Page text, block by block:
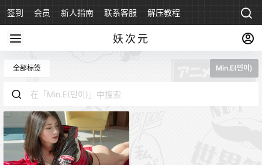
签到 会员 新人指南 联系客服 解压教程
妖次元
全部标签 Min.E(민이)